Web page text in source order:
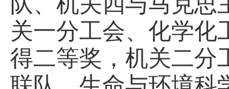
关一分工会、化学化
得二等奖，机关二分